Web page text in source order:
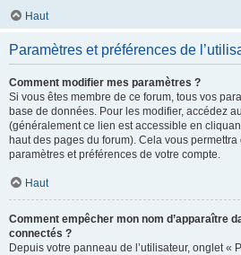
Haut
Paramètres et préférences de
Comment modifier mes paramètres ?
Si vous êtes membre de ce forum, tous vos
base de données. Pour les modifier, accédez au
(généralement ce lien est accessible en
haut des pages du forum). Cela vous
paramètres et préférences de votre compte.
Haut
Comment empêcher mon nom d’apparaître
connectés ?
Depuis votre panneau de l’utilisateur, onglet «